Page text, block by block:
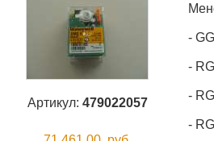
Артикул: 479022057
-
-
-
-